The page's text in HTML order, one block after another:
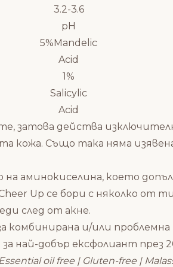
3.2-3.6
pH
5%Mandelic
Acid
1%
Salicylic
Acid
затова действа
кожа. Също така няма
на аминокиселина, което
Up се бори с няколко
след от акне.
и/или
най-добър ексфолиант през
oil free | Gluten-free |